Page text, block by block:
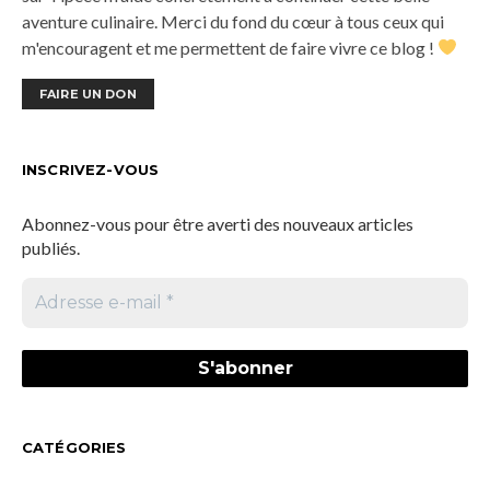
aventure culinaire. Merci du fond du cœur à tous ceux qui
m'encouragent et me permettent de faire vivre ce blog !
FAIRE UN DON
INSCRIVEZ-VOUS
Abonnez-vous pour être averti des nouveaux articles
publiés.
CATÉGORIES